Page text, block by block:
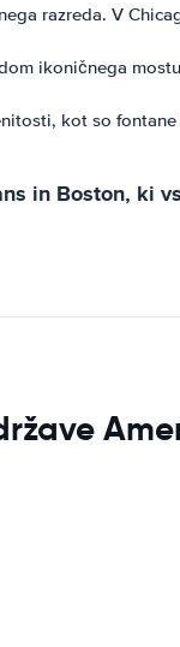
razreda. V
ikoničnega
kot so
in Boston, ki